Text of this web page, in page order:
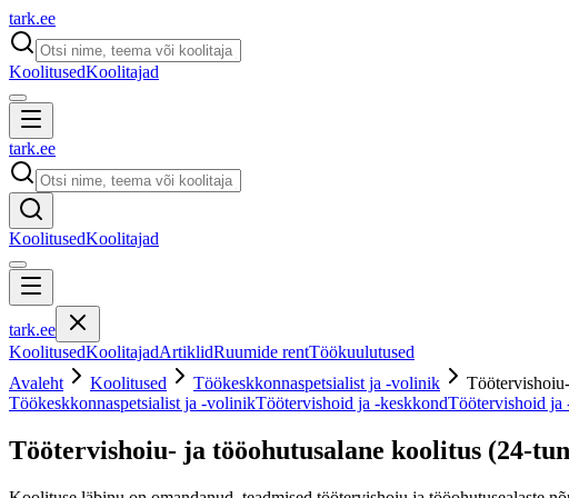
tark.ee
KoolitusedKoolitajad
tark.ee
KoolitusedKoolitajad
tark.ee
KoolitusedKoolitajadArtiklidRuumide rentTöökuulutused
Avaleht
Koolitused Töökeskkonnaspetsialist ja -volinik
Töökeskkonnaspetsialist ja -volinikTöötervishoid ja -keskkondTöötervishoid ja
Töötervishoiu- ja tööohutusalane koolitus (24-